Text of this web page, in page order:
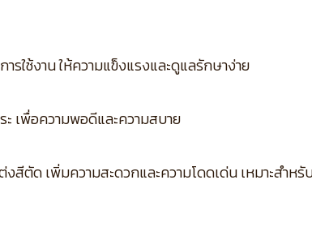
ใช้งาน ให้ความแข็งแรงและดูแลรักษาง่าย
เพื่อความพอดีและความสบาย
งสีตัด เพิ่มความสะดวกและความโดดเด่น เหมาะสำ